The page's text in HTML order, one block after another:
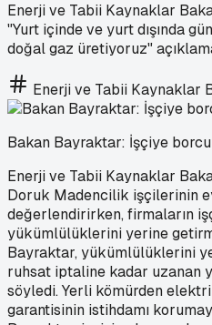
Enerji ve Tabii Kaynaklar
"Yurt içinde ve yurt dışında
doğal gaz üretiyoruz"
Enerji ve Tabii Kaynaklar
Bakan Bayraktar: İşçiye
Enerji ve Tabii Kaynaklar
Doruk Madencilik işçilerinin
değerlendirirken, firmaların
yükümlülüklerini yerine
Bayraktar, yükümlülüklerini
ruhsat iptaline kadar uzanan
söyledi. Yerli kömürden
garantisinin istihdamı